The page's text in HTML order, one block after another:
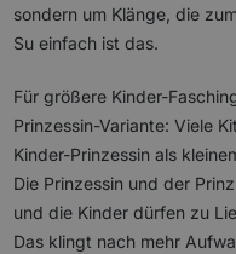
sondern um Klänge, die
Su einfach ist das.
Für größere Kinder-
Prinzessin-Variante: Viele
Kinder-Prinzessin als
Die Prinzessin und der
und die Kinder dürfen zu
Das klingt nach mehr